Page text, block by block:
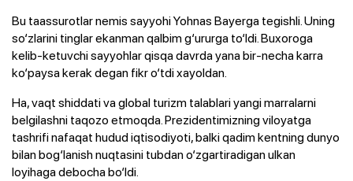
Bu taassurotlar nemis sayyohi Yohnas Bayerga tegishli. Uning
so‘zlarini tinglar ekanman qalbim g‘ururga to‘ldi. Buxoroga
kelib-ketuvchi sayyohlar qisqa davrda yana bir-necha karra
ko‘paysa kerak degan fikr o‘tdi xayoldan.
Ha, vaqt shiddati va global turizm talablari yangi marralarni
belgilashni taqozo etmoqda. Prezidentimizning viloyatga
tashrifi nafaqat hudud iqtisodiyoti, balki qadim kentning dunyo
bilan bog‘lanish nuqtasini tubdan o‘zgartiradigan ulkan
loyihaga debocha bo‘ldi.